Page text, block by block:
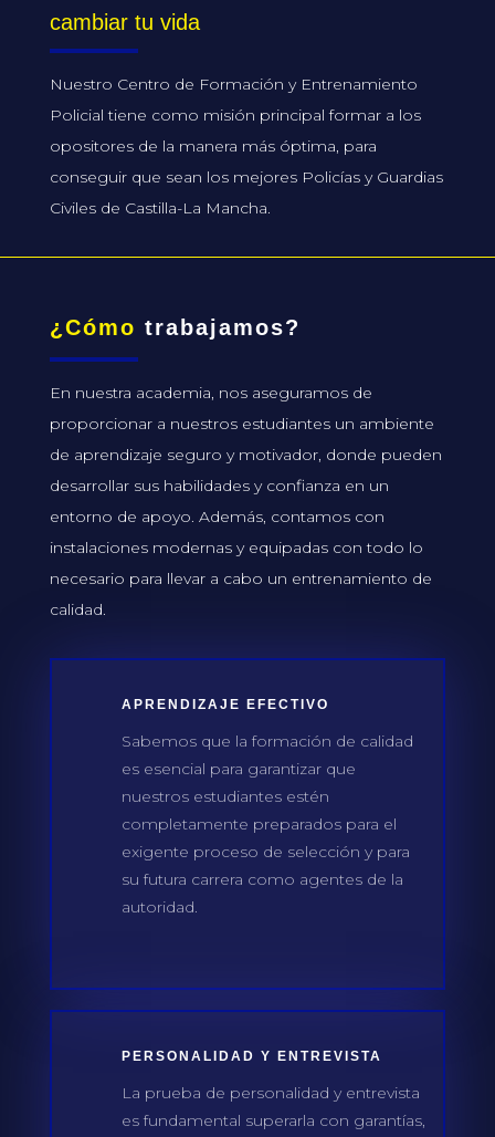
cambiar tu vida
Nuestro Centro de Formación y Entrenamiento
Policial tiene como misión principal formar a los
opositores de la manera más óptima, para
conseguir que sean los mejores Policías y Guardias
Civiles de Castilla-La Mancha.
¿Cómo trabajamos?
En nuestra academia, nos aseguramos de
proporcionar a nuestros estudiantes un ambiente
de aprendizaje seguro y motivador, donde pueden
desarrollar sus habilidades y confianza en un
entorno de apoyo. Además, contamos con
instalaciones modernas y equipadas con todo lo
necesario para llevar a cabo un entrenamiento de
calidad.
APRENDIZAJE EFECTIVO
Sabemos que la formación de calidad
es esencial para garantizar que
nuestros estudiantes estén
completamente preparados para el
exigente proceso de selección y para
su futura carrera como agentes de la
autoridad.
PERSONALIDAD Y ENTREVISTA
La prueba de personalidad y entrevista
es fundamental superarla con garantías,